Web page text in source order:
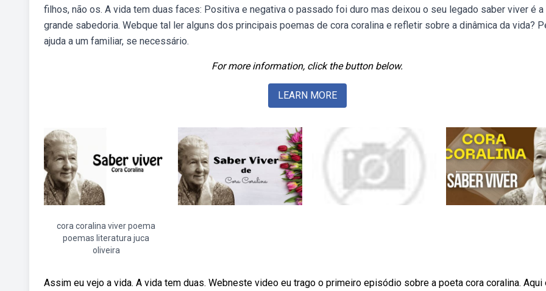
filhos, não os. A vida tem duas faces: Positiva e negativa o passado foi duro mas deixou o seu legado saber viver é a
grande sabedoria. Webque tal ler alguns dos principais poemas de cora coralina e refletir sobre a dinâmica da vida?
ajuda a um familiar, se necessário.
For more information, click the button below.
LEARN MORE
cora coralina viver poema
poemas literatura juca
oliveira
Assim eu vejo a vida. A vida tem duas. Webneste video eu trago o primeiro episódio sobre a poeta cora coralina. Aqui